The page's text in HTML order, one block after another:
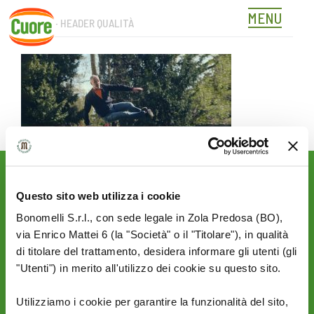
Questo sito web utilizza i cookie
Bonomelli S.r.l., con sede legale in Zola Predosa (BO),
via Enrico Mattei 6 (la "Società" o il "Titolare"), in qualità
di titolare del trattamento, desidera informare gli utenti (gli
"Utenti") in merito all'utilizzo dei cookie su questo sito.
Utilizziamo i cookie per garantire la funzionalità del sito,
Skip
content
MENU
CUORE – HEADER QUALITÀ
novità del mondo Cuore:
SEGUICI SU: